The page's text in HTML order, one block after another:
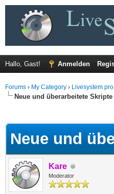
Hallo, Gast! Anmelden
Forums › My Category › Livesystem pro
Neue und überarbeitete Skripte
Neue und
Kare
Moderator